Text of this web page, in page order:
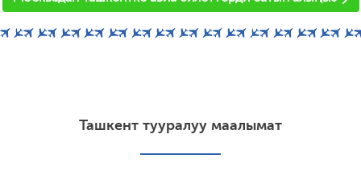
Ташкент тууралуу маалымат